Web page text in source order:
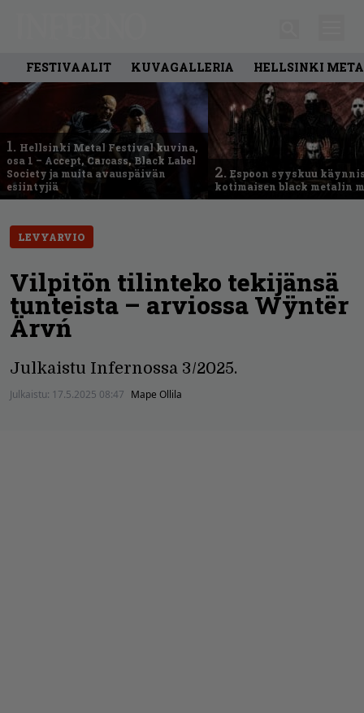
FESTIVAALIT KUVAGALLERIA HELLSINKI
1. Hellsinki Metal Festival kuvina,
osa 1 – Accept, Carcass, Black Label
Society ja muita avauspäivän
esiintyjiä
2. Espoon syyskuu
kotimaisen black metalin
LEVYARVIO
Vilpitön tilinteko tekijänsä
tunteista – arviossa Wÿntër
Ärvń
Julkaistu Infernossa 3/2025.
Julkaistu: 17.5.2025 08:47 Mape Ollila